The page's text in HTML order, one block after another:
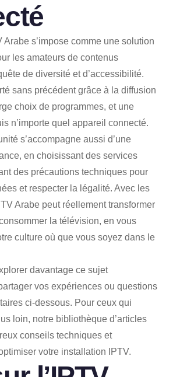
Arabe s’impose comme une solution
les amateurs de contenus
de diversité et d’accessibilité.
sans précédent grâce à la diffusion
choix de programmes, et une
n’importe quel appareil connecté.
s’accompagne aussi d’une
en choisissant des services
des précautions techniques pour
et respecter la légalité. Avec les
Arabe peut réellement transformer
la télévision, en vous
culture où que vous soyez dans le
davantage ce sujet
vos expériences ou questions
ci-dessous. Pour ceux qui
loin, notre bibliothèque d’articles
conseils techniques et
votre installation IPTV.